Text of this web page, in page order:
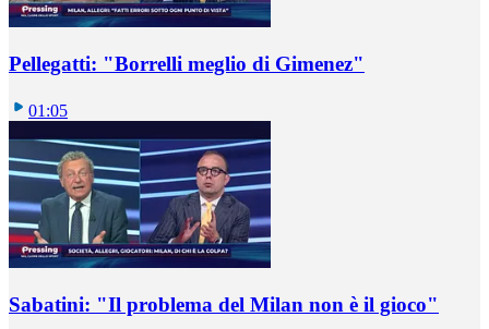
Pellegatti: "Borrelli meglio di Gimenez"
01:05
Sabatini: "Il problema del Milan non è il gioco"